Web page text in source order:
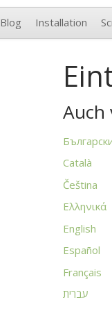
Blog Installation
Auch
Català
Čeština
Ελληνικά
English
Español
Français
עברית